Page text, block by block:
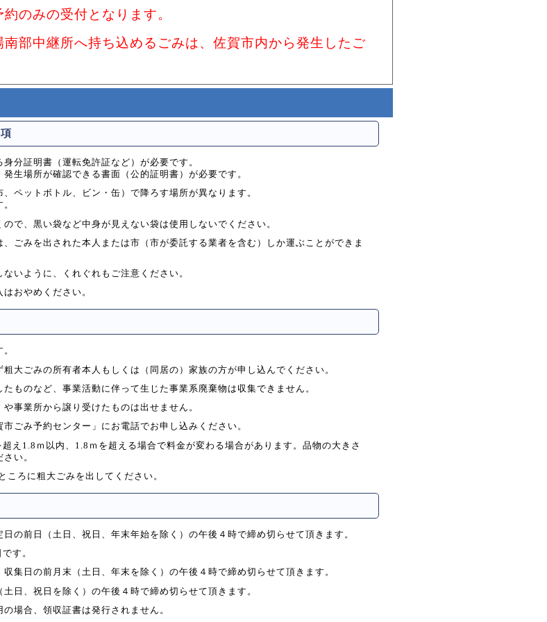
のみの受付となります。
部中継所へ持ち込めるごみは、佐賀市内から発生したご
分証明書（運転免許証など）が必要です。
生場所が確認できる書面（公的証明書）が必要です。
ペットボトル、ビン・缶）で降ろす場所が異なります。
で、黒い袋など中身が見えない袋は使用しないでください。
ごみを出された本人または市（市が委託する業者を含む）しか運ぶことができま
いように、くれぐれもご注意ください。
おやめください。
大ごみの所有者本人もしくは（同居の）家族の方が申し込んでください。
ものなど、事業活動に伴って生じた事業系廃棄物は収集できません。
事業所から譲り受けたものは出せません。
ごみ予約センター」にお電話でお申し込みください。
え1.8ｍ以内、1.8ｍを超える場合で料金が変わる場合があります。品物の大きさ
い。
ころに粗大ごみを出してください。
の前日（土日、祝日、年末年始を除く）の午後４時で締め切らせて頂きます。
す。
集日の前月末（土日、年末を除く）の午後４時で締め切らせて頂きます。
日、祝日を除く）の午後４時で締め切らせて頂きます。
場合、領収証書は発行されません。